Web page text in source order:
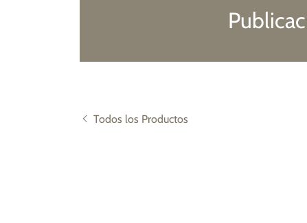
Todos los Productos